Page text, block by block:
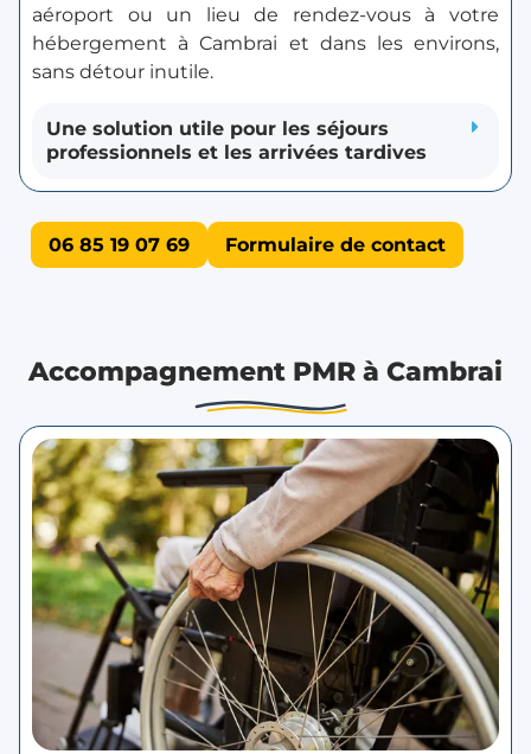
aéroport ou un lieu de rendez-vous à votre
hébergement à Cambrai et dans les environs,
sans détour inutile.
Une solution utile pour les séjours
professionnels et les arrivées tardives
06 85 19 07 69 Formulaire de contact
Accompagnement PMR à Cambrai